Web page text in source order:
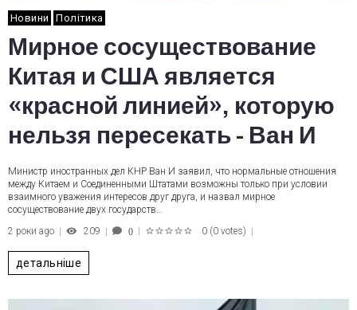
Новини Політика
Мирное сосуществование
Китая и США является
«красной линией», которую
нельзя пересекать - Ван И
Министр иностранных дел КНР Ван И заявил, что нормальные отношения
между Китаем и Соединенными Штатами возможны только при условии
взаимного уважения интересов друг друга, и назвал мирное
сосуществование двух государств…
2 роки ago
209 0 0 (0 votes)
детальніше